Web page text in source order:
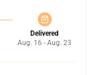
Delivered
Aug. 16 - Aug. 23